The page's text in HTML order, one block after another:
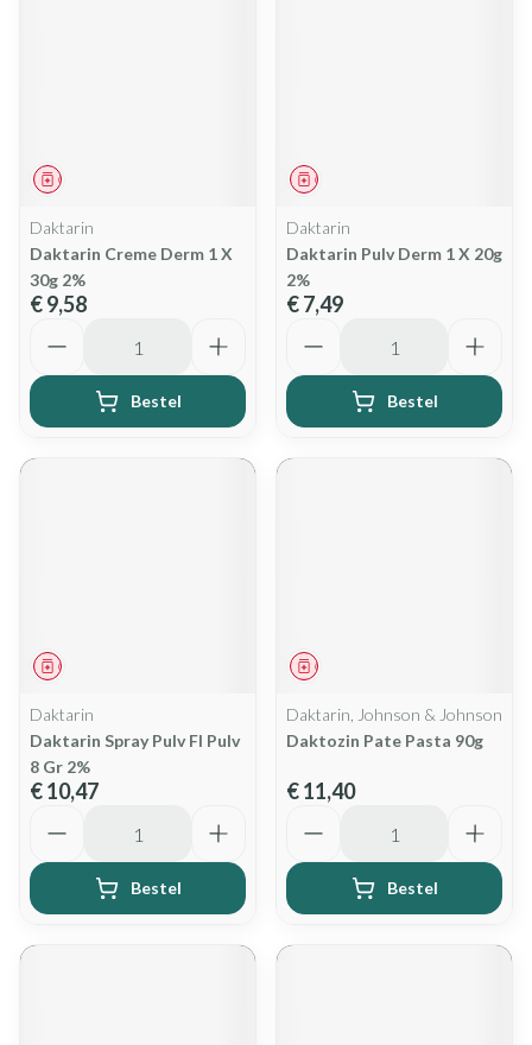
Geneesmiddel
Daktarin
Daktarin Creme Derm 1 X
30g 2%
€ 9,58
Bestel
Geneesmiddel
Daktarin
Daktarin Pulv Derm 1 X 20g
2%
€ 7,49
Bestel
Geneesmiddel
Daktarin
Daktarin Spray Pulv Fl Pulv
8 Gr 2%
€ 10,47
Bestel
Geneesmiddel
Daktarin, Johnson & Johnson
Daktozin Pate Pasta 90g
€ 11,40
Bestel